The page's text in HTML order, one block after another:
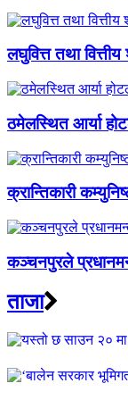
लघुवित्त तथा
ठमेलस्थित आर्या
क्रान्तिकारी
कञ्चनपुरले
ताजा